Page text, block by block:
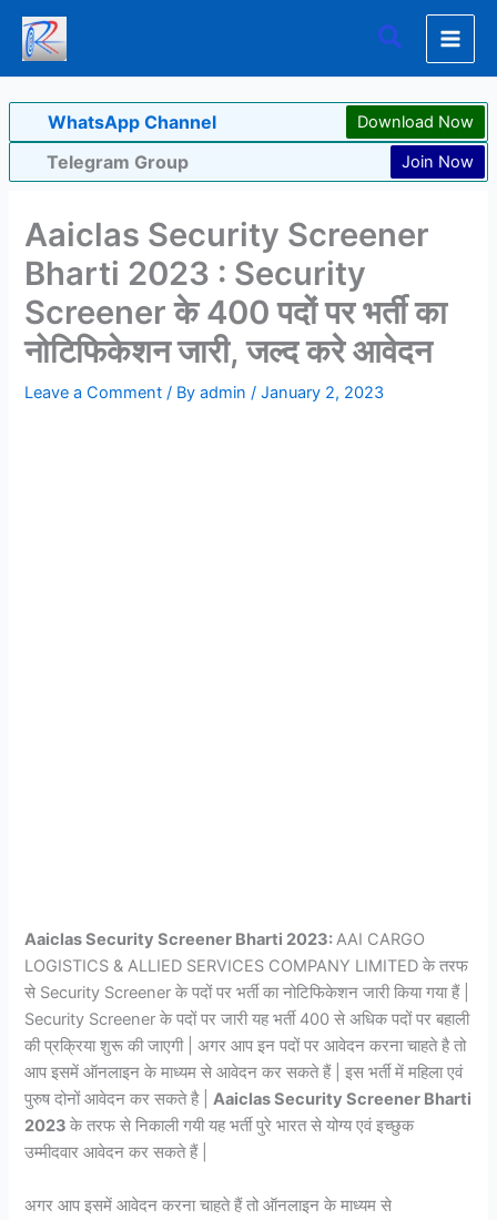
Skip
content
Search
WhatsApp Channel Download Now
Telegram Group Join Now
Aaiclas Security Screener
Bharti 2023 : Security
Screener के 400 पदों पर भर्ती का
नोटिफिकेशन जारी, जल्द करे आवेदन
Leave a Comment / Byadmin/January 2, 2023
Aaiclas Security Screener Bharti 2023:AAI CARGO
LOGISTICS & ALLIED SERVICES COMPANY LIMITED के तरफ
से Security Screener के पदों पर भर्ती का नोटिफिकेशन जारी किया गया हैं |
Security Screener के पदों पर जारी यह भर्ती 400 से अधिक पदों पर बहाली
की प्रक्रिया शुरू की जाएगी | अगर आप इन पदों पर आवेदन करना चाहते है तो
आप इसमें ऑनलाइन के माध्यम से आवेदन कर सकते हैं | इस भर्ती में महिला एवं
पुरुष दोनों आवेदन कर सकते है |Aaiclas Security Screener Bharti
2023के तरफ से निकाली गयी यह भर्ती पुरे भारत से योग्य एवं इच्छुक
उम्मीदवार आवेदन कर सकते हैं |
अगर आप इसमें आवेदन करना चाहते हैं तो ऑनलाइन के माध्यम से